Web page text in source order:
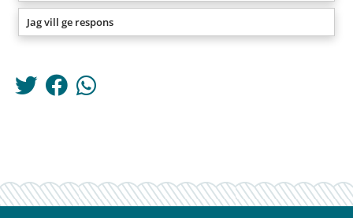
Jag vill ge respons